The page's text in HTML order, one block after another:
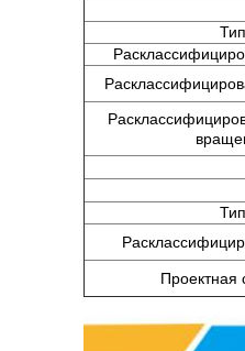
Тип
Тип
Проектная